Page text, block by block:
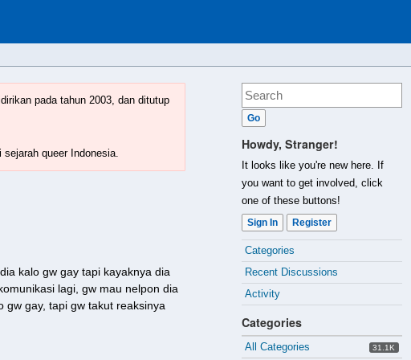
Howdy, Stranger!
It looks like you're new here. If
you want to get involved, click
one of these buttons!
Sign In Register
Quick
Links
Categories
Recent Discussions
Activity
Categories
31.1K
All Categories
pada tahun 2003, dan ditutup
queer Indonesia.
kalo gw gay tapi kayaknya dia
lagi, gw mau nelpon dia
gay, tapi gw takut reaksinya